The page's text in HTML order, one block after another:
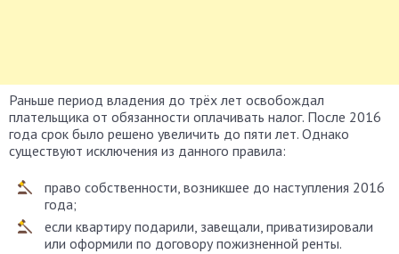
Раньше период владения до трёх лет освобождал
плательщика от обязанности оплачивать налог. После 2016
года срок было решено увеличить до пяти лет. Однако
существуют исключения из данного правила:
право собственности, возникшее до наступления 2016
года;
если квартиру подарили, завещали, приватизировали
или оформили по договору пожизненной ренты.